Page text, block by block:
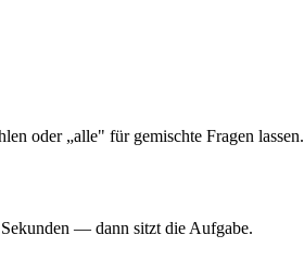
oder „alle" für gemischte Fragen lassen.
— dann sitzt die Aufgabe.